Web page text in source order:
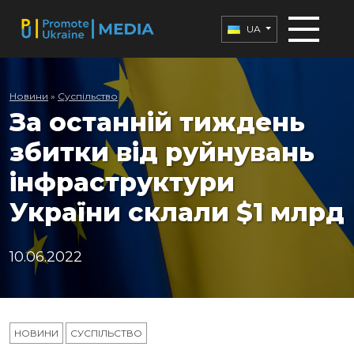
UA
Новини » Суспільство
За останній тиждень
збитки від руйнувань
інфраструктури
України склали $1 млрд
10.06.2022
НОВИНИ СУСПІЛЬСТВО